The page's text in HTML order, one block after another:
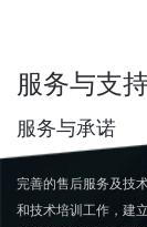
服务与支
服务与承诺
完善的售后服务及技
和技术培训工作，建